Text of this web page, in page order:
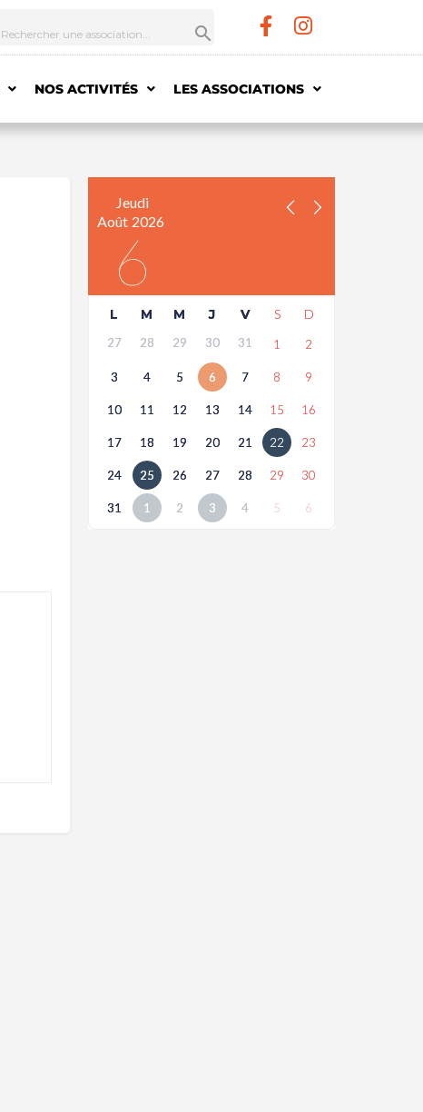
NOS ACTIVITÉS LES ASSOCIATIONS
Jeudi
Août 2026
6
L M M J V S D
27 28 29 30 31 1 2
3 4 5 6 7 8 9
10 11 12 13 14 15 16
17 18 19 20 21 22 23
24 25 26 27 28 29 30
31 1 2 3 4 5 6